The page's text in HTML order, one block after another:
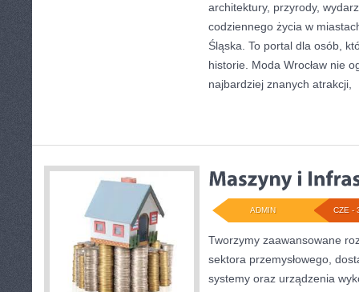
architektury, przyrody,
codziennego życia w
Śląska. To portal dla osób,
historie. Moda Wrocław nie
najbardziej znanych atrakcji,
CZE -
ADMIN
Tworzymy zaawansowane
sektora przemysłowego,
systemy oraz urządzenia